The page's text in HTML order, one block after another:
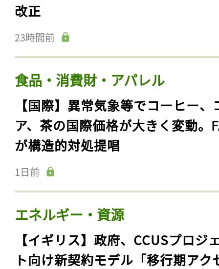
改正
23時間前
食品・消費財・アパレル
【国際】異常気象等でコーヒー、
ア、茶の国際価格が大きく変動。
が構造的対処提唱
1日前
エネルギー・資源
【イギリス】政府、CCUSプロジ
ト向け新契約モデル「移行期アク